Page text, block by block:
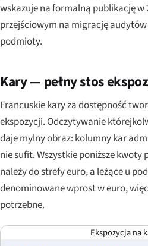
wskazuje na formalną publikację w
przejściowym na migrację
podmioty.
Kary — pełny stos
Francuskie kary za dostępność
ekspozycji. Odczytywanie
daje mylny obraz: kolumny kar
nie sufit. Wszystkie poniższe kwoty
należy do strefy euro, a leżące u
denominowane wprost w euro,
potrzebne.
Ekspozycja na